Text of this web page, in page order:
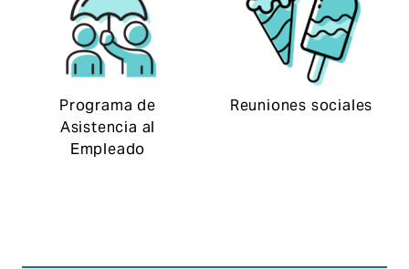
Programa de
Asistencia al
Empleado
Reuniones sociales